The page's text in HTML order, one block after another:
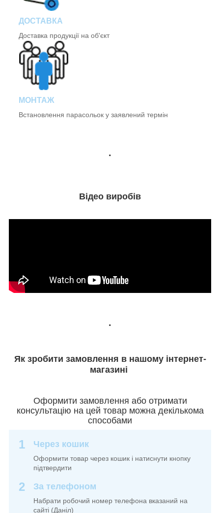
ДОСТАВКА
Доставка продукції на об'єкт
МОНТАЖ
Встановлення парасольок у заявлений термін
.
Відео виробів
.
Як зробити замовлення в нашому інтернет-
магазині
Оформити замовлення або отримати
консультацію на цей товар можна декількома
способами
1 Через кошик
Оформити товар через кошик і натиснути кнопку
підтвердити
2 За телефоном
Набрати робочий номер телефона вказаний на
сайті (Даніл)